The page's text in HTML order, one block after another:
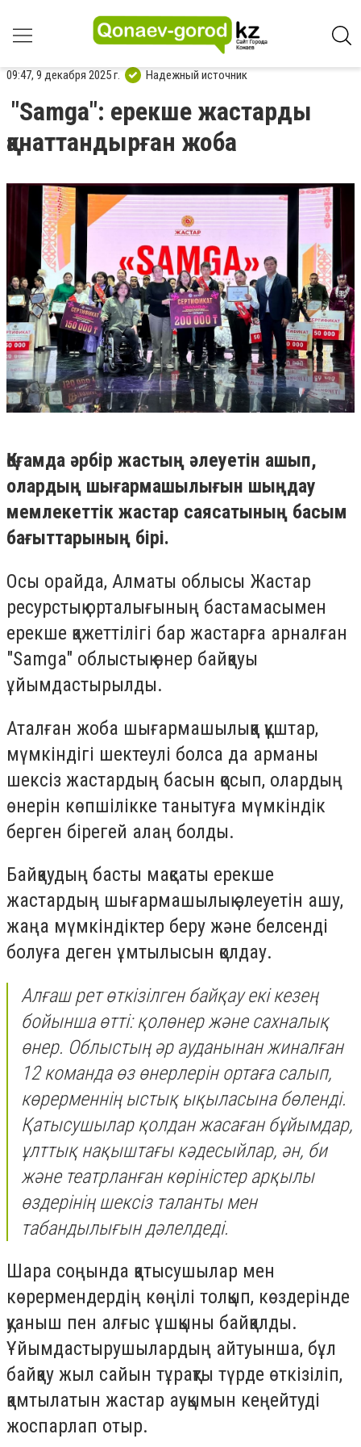
09:47, 9 декабря 2025 г. Надежный источник
"Samga": ерекше жастарды
қанаттандырған жоба
Қоғамда әрбір жастың әлеуетін ашып,
олардың шығармашылығын шыңдау
мемлекеттік жастар саясатының басым
бағыттарының бірі.
Осы орайда, Алматы облысы Жастар
ресурстық орталығының бастамасымен
ерекше қажеттілігі бар жастарға арналған
"Samga" облыстық өнер байқауы
ұйымдастырылды.
Аталған жоба шығармашылыққа құштар,
мүмкіндігі шектеулі болса да арманы
шексіз жастардың басын қосып, олардың
өнерін көпшілікке танытуға мүмкіндік
берген бірегей алаң болды.
Байқаудың басты мақсаты ерекше
жастардың шығармашылық әлеуетін ашу,
жаңа мүмкіндіктер беру және белсенді
болуға деген ұмтылысын қолдау.
Алғаш рет өткізілген байқау екі кезең
бойынша өтті: қолөнер және сахналық
өнер. Облыстың әр ауданынан жиналған
12 команда өз өнерлерін ортаға салып,
көрерменнің ыстық ықыласына бөленді.
Қатысушылар қолдан жасаған бұйымдар,
ұлттық нақыштағы кәдесыйлар, ән, би
және театрланған көріністер арқылы
өздерінің шексіз таланты мен
табандылығын дәлелдеді.
Шара соңында қатысушылар мен
көрермендердің көңілі толқып, көздерінде
қуаныш пен алғыс ұшқыны байқалды.
Ұйымдастырушылардың айтуынша, бұл
байқау жыл сайын тұрақты түрде өткізіліп,
қамтылатын жастар ауқымын кеңейтуді
жоспарлап отыр.